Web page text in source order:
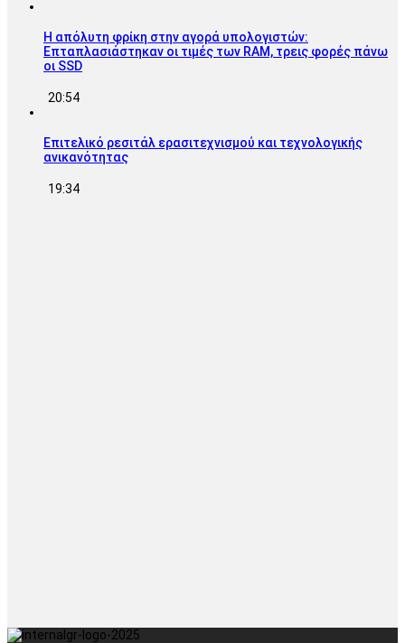
Η απόλυτη φρίκη στην αγορά υπολογιστών:
Επταπλασιάστηκαν οι τιμές των RAM, τρεις φορές πάνω
οι SSD
20:54
Επιτελικό ρεσιτάλ ερασιτεχνισμού και τεχνολογικής
ανικανότητας
19:34